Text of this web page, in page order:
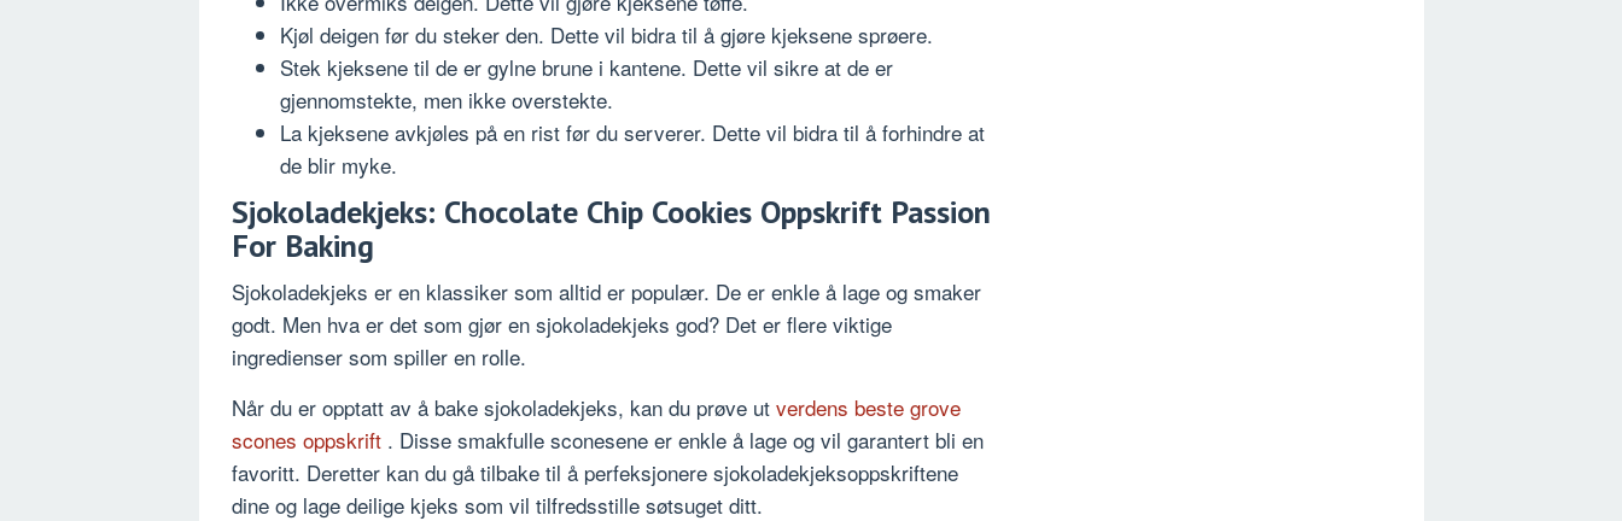
Kjøl deigen før du steker den. Dette vil bidra til å gjøre kjeksene sprøere.
Stek kjeksene til de er gylne brune i kantene. Dette vil sikre at de er
gjennomstekte, men ikke overstekte.
La kjeksene avkjøles på en rist før du serverer. Dette vil bidra til å forhindre at
de blir myke.
Sjokoladekjeks: Chocolate Chip Cookies Oppskrift Passion
For Baking
Sjokoladekjeks er en klassiker som alltid er populær. De er enkle å lage og smaker
godt. Men hva er det som gjør en sjokoladekjeks god? Det er flere viktige
ingredienser som spiller en rolle.
Når du er opptatt av å bake sjokoladekjeks, kan du prøve ut verdens beste grove
scones oppskrift . Disse smakfulle sconesene er enkle å lage og vil garantert bli en
favoritt. Deretter kan du gå tilbake til å perfeksjonere sjokoladekjeksoppskriftene
dine og lage deilige kjeks som vil tilfredsstille søtsuget ditt.